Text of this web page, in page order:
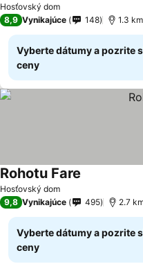
Hosťovský dom
8,9 Vynikajúce 148 1.3
Vyberte dátumy a pozrite
ceny
Hosťovský dom
Rohotu Fare
9,8 Vynikajúce 495 2.7
Vyberte dátumy a pozrite
ceny